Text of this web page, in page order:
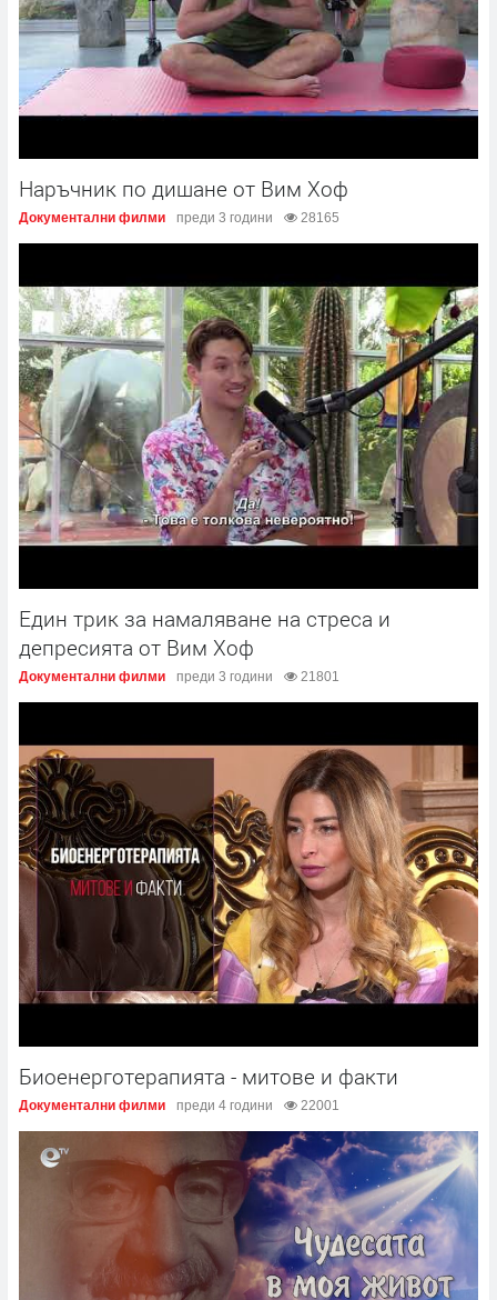
Наръчник по дишане от Вим Хоф
Документални филми преди 3 години 28165
Един трик за намаляване на стреса и
депресията от Вим Хоф
Документални филми преди 3 години 21801
Биоенерготерапията - митове и факти
Документални филми преди 4 години 22001